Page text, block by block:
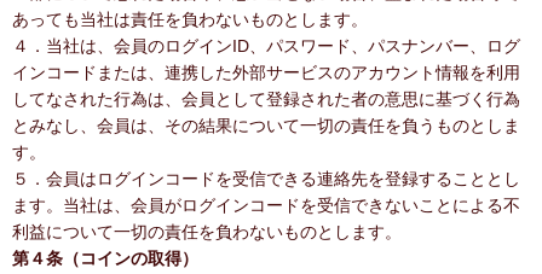
あっても当社は責任を負わないものとします。
４．当社は、会員のログインID、パスワード、パスナンバー、ログ
インコードまたは、連携した外部サービスのアカウント情報を利用
してなされた行為は、会員として登録された者の意思に基づく行為
とみなし、会員は、その結果について一切の責任を負うものとしま
す。
５．会員はログインコードを受信できる連絡先を登録することとし
ます。当社は、会員がログインコードを受信できないことによる不
利益について一切の責任を負わないものとします。
第４条（コインの取得）